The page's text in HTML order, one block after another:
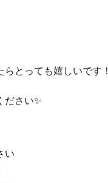
とっても嬉しいです！
ださい✨
い